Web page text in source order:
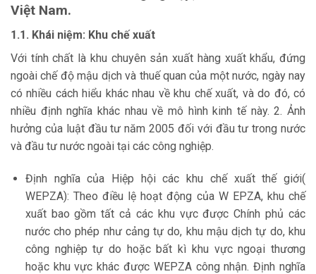
Việt Nam.
1.1. Khái niệm: Khu chế xuất
Với tính chất là khu chuyên sản xuất hàng xuất khẩu, đứng
ngoài chế độ mậu dịch và thuế quan của một nước, ngày nay
có nhiều cách hiểu khác nhau về khu chế xuất, và do đó, có
nhiều định nghĩa khác nhau về mô hình kinh tế này. 2. Ảnh
hưởng của luật đầu tư năm 2005 đối với đầu tư trong nước
và đầu tư nước ngoài tại các công nghiệp.
Định nghĩa của Hiệp hội các khu chế xuất thế giới(
WEPZA): Theo điều lệ hoạt động của W EPZA, khu chế
xuất bao gồm tất cả các khu vực được Chính phủ các
nước cho phép như cảng tự do, khu mậu dịch tự do, khu
công nghiệp tự do hoặc bất kì khu vực ngoại thương
hoặc khu vực khác được WEPZA công nhận. Định nghĩa